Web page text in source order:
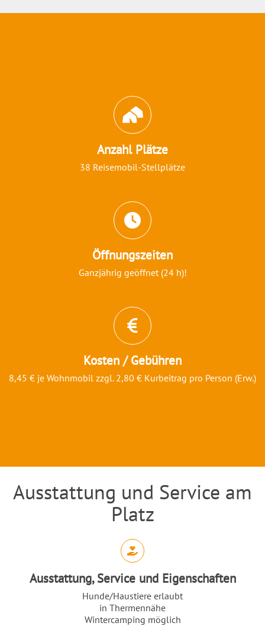
Abschnitt für Icons und Features
Anzahl Plätze
38 Reisemobil-Stellplätze
Öffnungszeiten
Ganzjährig geöffnet (24 h)!
Kosten / Gebühren
8,45 € je Wohnmobil zzgl. 2,80 € Kurbeitrag pro Person (Erw.)
Einleitung
Ausstattung und Service am
Platz
Abschnitt für Icons und Features
Ausstattung, Service und Eigenschaften
Hunde/Haustiere erlaubt
in Thermennähe
Wintercamping möglich